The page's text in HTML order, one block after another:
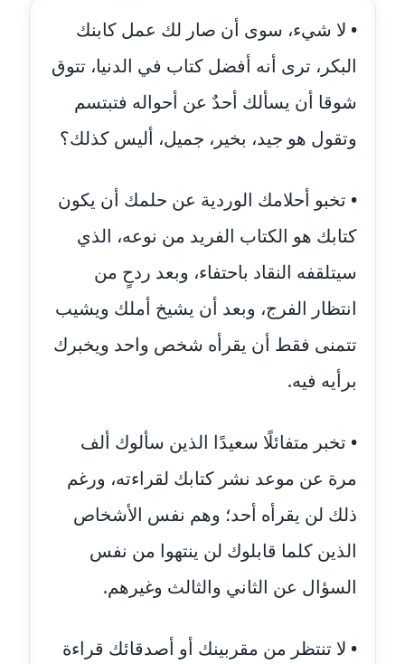
عاملة
مدونة أحمد مليجي
عاملة
مدونة اريج الشرفا
مدونة اسراء كمال
عاملة
مدونة اسلام أبو علم
مدونة اسماء خوجة
عاملة
مدونة أسماء نور الدين
مدونة اسماعيل ابو زيد
عاملة
• لا شيء، سوى أن صار لك عمل كابنك
البكر، ترى أنه أفضل كتاب في الدنيا، تتوق
شوقا أن يسألك أحدٌ عن أحواله فتبتسم
وتقول هو جيد، بخير، جميل، أليس كذلك؟
• تخبو أحلامك الوردية عن حلمك أن يكون
كتابك هو الكتاب الفريد من نوعه، الذي
سيتلقفه النقاد باحتفاء، وبعد ردحٍ من
انتظار الفرج، وبعد أن يشيخ أملك ويشيب
تتمنى فقط أن يقرأه شخص واحد ويخبرك
برأيه فيه.
• تخبر متفائلًا سعيدًا الذين سألوك ألف
مرة عن موعد نشر كتابك لقراءته، ورغم
ذلك لن يقرأه أحد؛ وهم نفس الأشخاص
الذين كلما قابلوك لن ينتهوا من نفس
السؤال عن الثاني والثالث وغيرهم.
• لا تنتظر من مقربينك أو أصدقائك قراءة